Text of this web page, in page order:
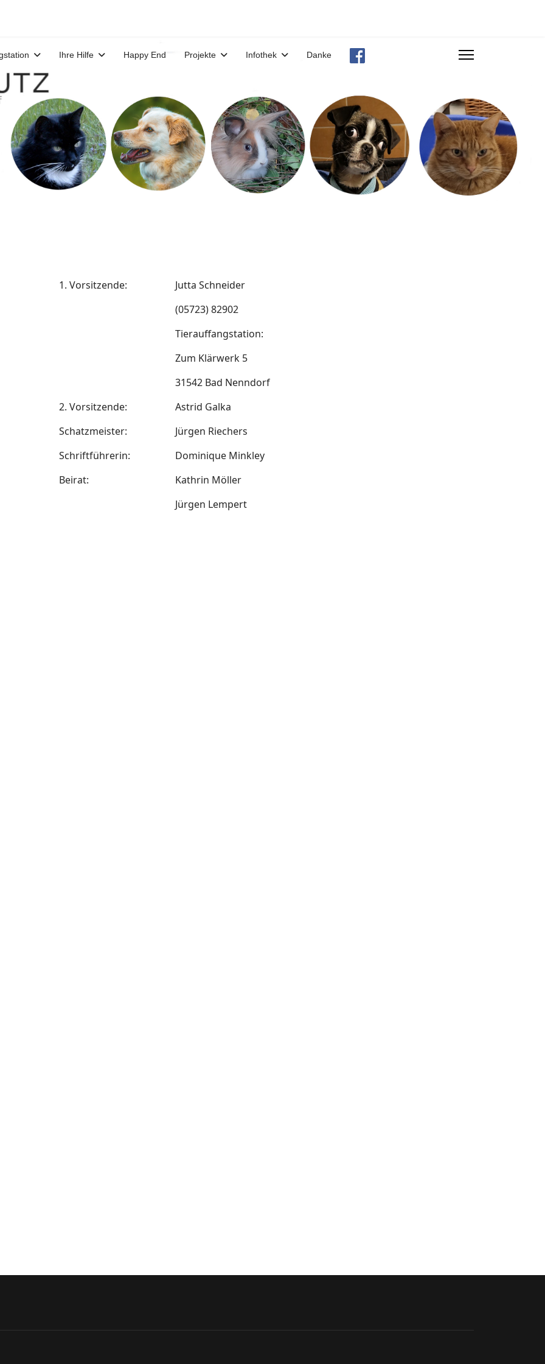
Ihre Hilfe Happy End Projekte Infothek Danke
1. Vorsitzende:
Jutta Schneider
(05723) 82902
Tierauffangstation:
Zum Klärwerk 5
31542 Bad Nenndorf
2. Vorsitzende:
Astrid Galka
Schatzmeister:
Jürgen Riechers
Schriftführerin:
Dominique Minkley
Beirat:
Kathrin Möller
Jürgen Lempert